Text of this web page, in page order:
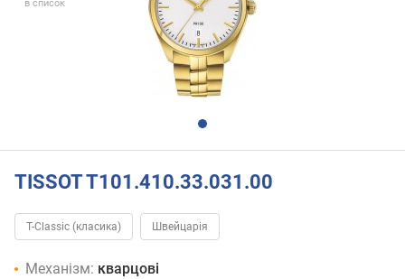
в список
TISSOT T101.410.33.031.00
T-Classic (класика) Швейцарія
Механізм: кварцові